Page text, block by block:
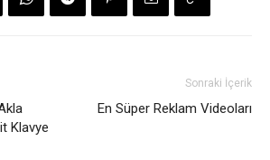
Klavye
Sonraki İçerik
En Süper Reklam Videoları